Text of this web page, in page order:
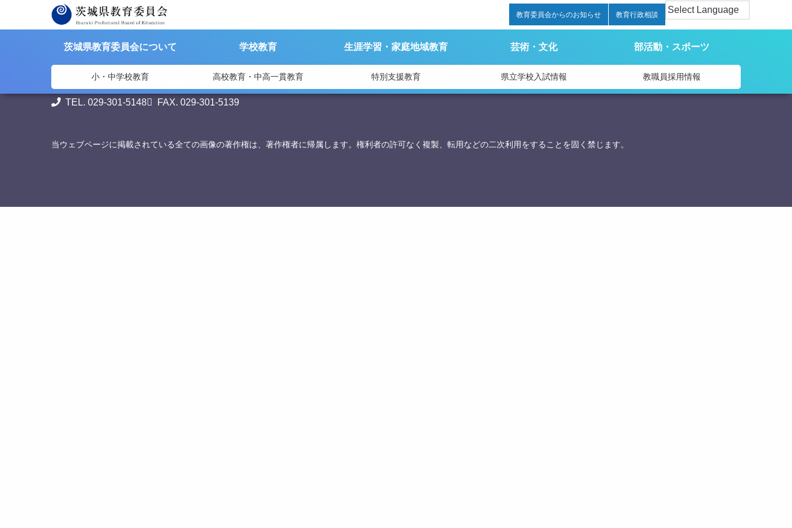
教育委員会からのお知らせ 教育行政相談
茨城県教育委員会について 学校教育 生涯学習・家庭地域教育 芸術・文化 部活動・スポーツ
小・中学校教育 高校教育・中高一貫教育 特別支援教育 県立学校入試情報 教職員採用情報
茨城県教育委員会>リンク集> 潮来市教育委員会
〒310-8588
TEL. 029-301-5148
FAX. 029-301-5139
当ウェブページに掲載されている全ての画像の著作権は、著作権者に帰属します。権利者の許可なく複製、転用などの二次利用をすることを固く禁じます。